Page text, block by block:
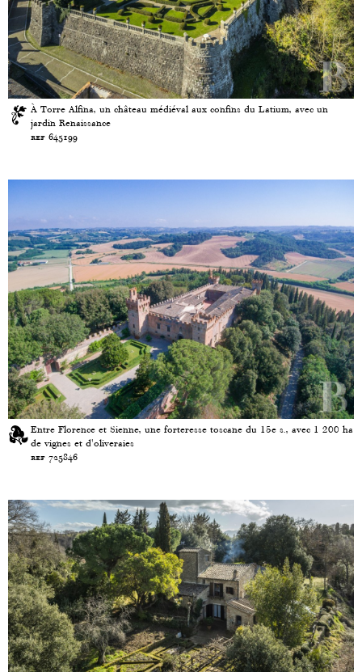
À Torre Alfina, un château médiéval aux confins du Latium, avec un
jardin Renaissance
ref 645199
Entre Florence et Sienne, une forteresse toscane du 15e s., avec 1 200 ha
de vignes et d'oliveraies
ref 725846